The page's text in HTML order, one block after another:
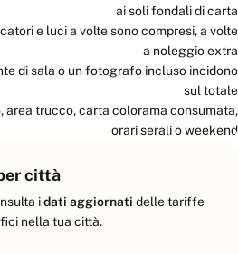
ai soli fondali di carta
e luci a volte sono compresi, a volte
a noleggio extra
di sala o un fotografo incluso incidono
sul totale
area trucco, carta colorama consumata,
orari serali o weekend
città
idati aggiornati delle tariffe
nella tua città.